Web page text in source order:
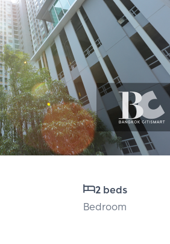
2 beds
Bedroom